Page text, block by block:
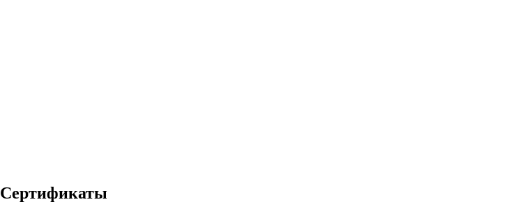
Сертификаты